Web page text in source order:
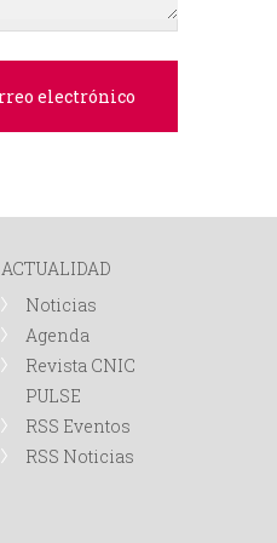
d
a
ACTUALIDAD
Noticias
Agenda
Revista CNIC
PULSE
RSS Eventos
RSS Noticias